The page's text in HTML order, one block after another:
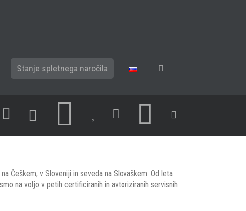
Stanje spletnega naročila
Češkem, v Sloveniji in seveda na Slovaškem. Od leta
na voljo v petih certificiranih in avtoriziranih servisnih